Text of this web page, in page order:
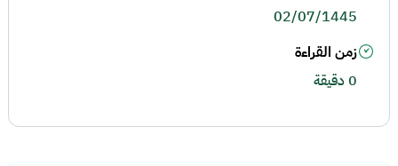
02/07/1445
زمن القراءة
0 دقيقة